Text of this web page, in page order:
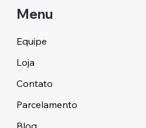
Menu
Equipe
Loja
Contato
Parcelamento
Blog